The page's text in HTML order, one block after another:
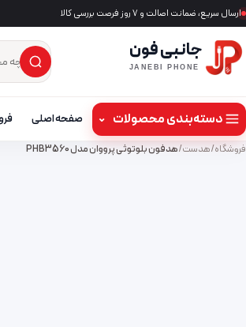
ارسال سریع، ضمانت اصالت و ۷ روز فرصت بررسی کالا
جانبی فون
JANEBI PHONE
×
دسته‌بندی محصولات ⌄ صفحه اصلی
فروشگاه/هدست/هدفون بلوتوثی پرووان مدل PHB3560